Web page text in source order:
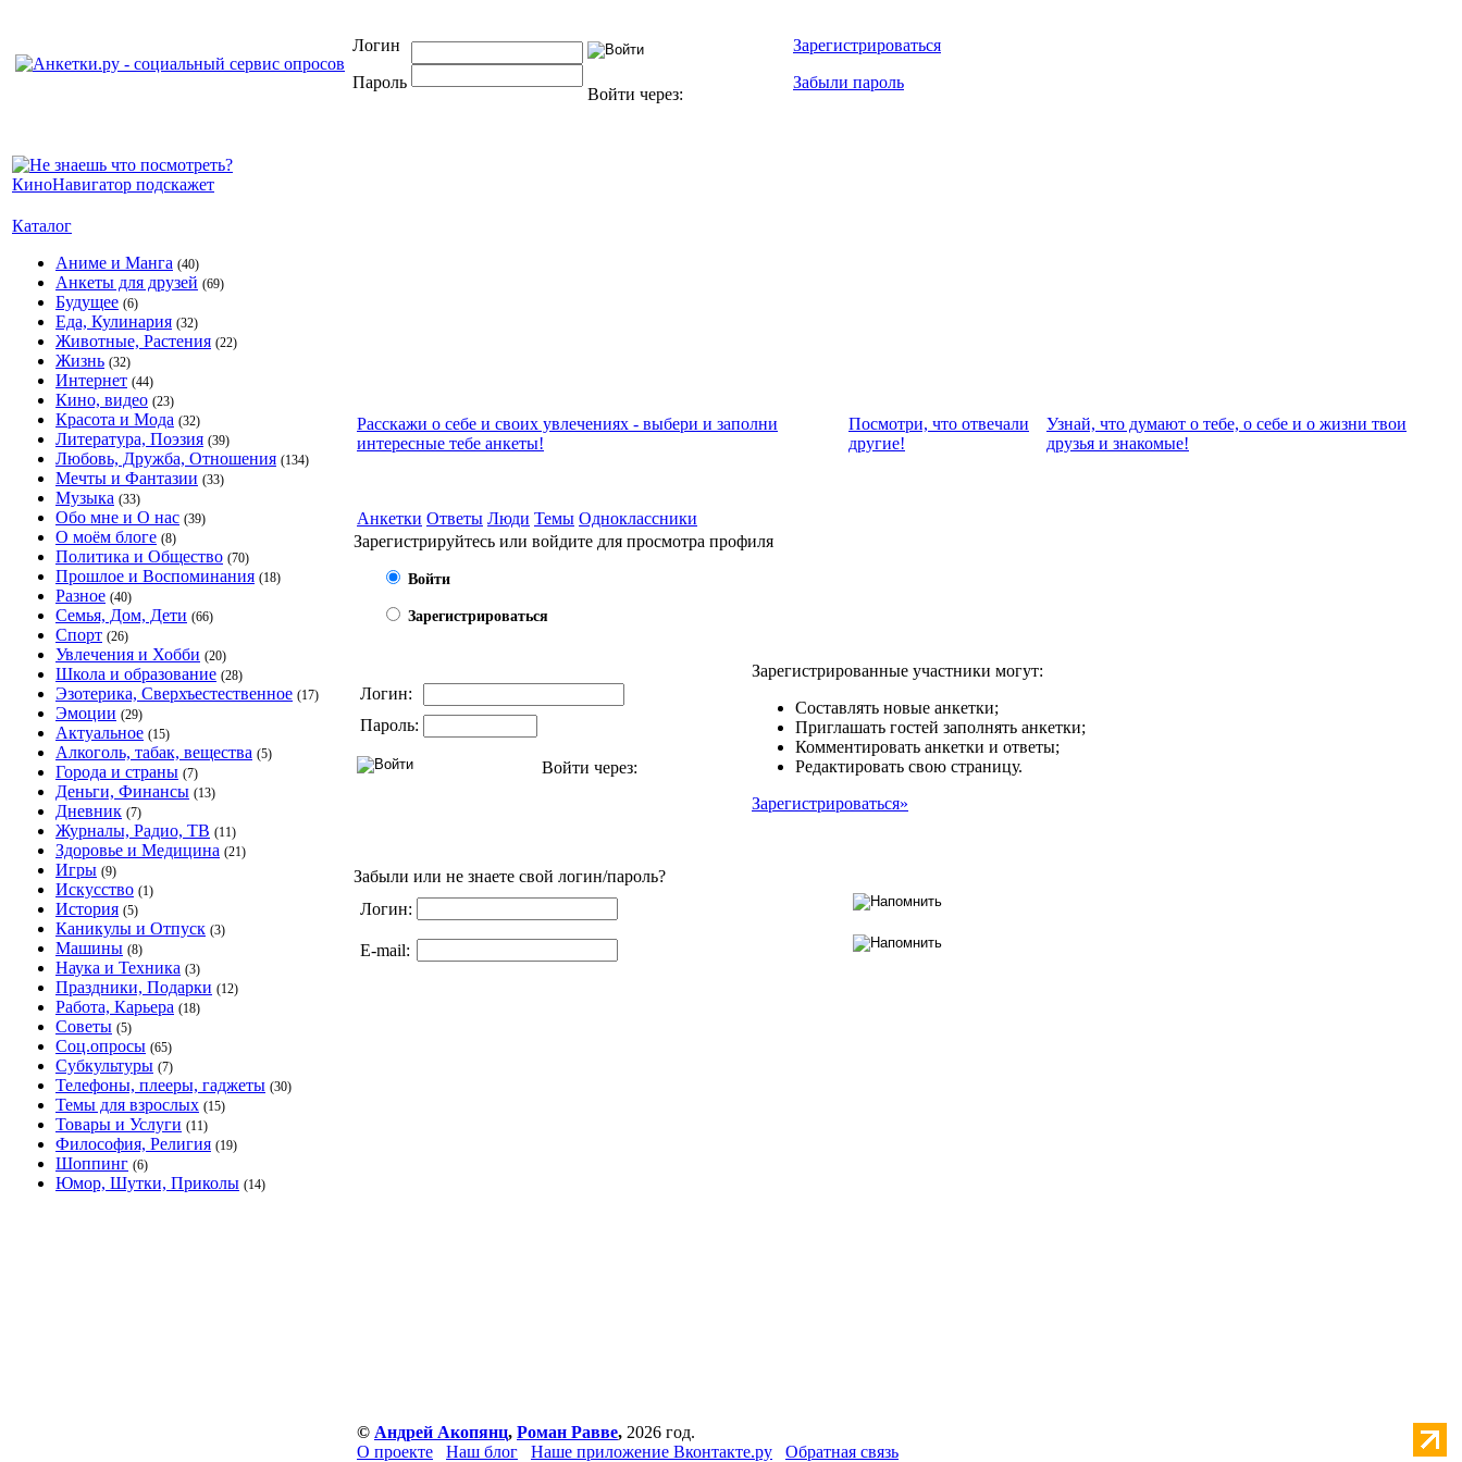
Логин
Пароль
Войти через:
Зарегистрироваться
Забыли пароль
Каталог
Аниме и Манга (40)
Анкеты для друзей (69)
Будущее (6)
Еда, Кулинария (32)
Животные, Растения (22)
Жизнь (32)
Интернет (44)
Кино, видео (23)
Красота и Мода (32)
Литература, Поэзия (39)
Любовь, Дружба, Отношения (134)
Мечты и Фантазии (33)
Музыка (33)
Обо мне и О нас (39)
О моём блоге (8)
Политика и Общество (70)
Прошлое и Воспоминания (18)
Разное (40)
Семья, Дом, Дети (66)
Спорт (26)
Увлечения и Хобби (20)
Школа и образование (28)
Эзотерика, Сверхъестественное (17)
Эмоции (29)
Актуальное (15)
Алкоголь, табак, вещества (5)
Города и страны (7)
Деньги, Финансы (13)
Дневник (7)
Журналы, Радио, ТВ (11)
Здоровье и Медицина (21)
Игры (9)
Искусство (1)
История (5)
Каникулы и Отпуск (3)
Машины (8)
Наука и Техника (3)
Праздники, Подарки (12)
Работа, Карьера (18)
Советы (5)
Соц.опросы (65)
Субкультуры (7)
Телефоны, плееры, гаджеты (30)
Темы для взрослых (15)
Товары и Услуги (11)
Философия, Религия (19)
Шоппинг (6)
Юмор, Шутки, Приколы (14)
Расскажи о себе и своих увлечениях - выбери и заполни
интересные тебе анкеты!
Посмотри, что отвeчали
другие!
Узнай, что думают о тебе, о себе и о жизни твои
друзья и знакомые!
Анкетки Ответы Люди Темы Одноклассники
Зарегистрируйтесь или войдите для просмотра профиля
Войти
Зарегистрироваться
Логин:
Пароль:
Войти через:
Зарегистрированные участники могут:
Составлять новые анкетки;
Приглашать гостей заполнять анкетки;
Комментировать анкетки и ответы;
Редактировать свою страницу.
Зарегистрироваться»
Забыли или не знаете свой логин/пароль?
Логин:
E-mail:
© Андрей Акопянц, Роман Равве, 2026 год.
О проекте
Наш блог Наше приложение Вконтакте.ру Обратная связь